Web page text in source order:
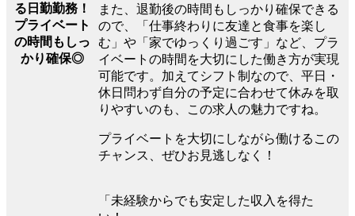
る日勤勤務！
プライベート
の時間もしっ
かり確保◎
また、退勤後の時間もしっかり確保できる
ので、「仕事終わりに友達と食事を楽し
む」や「家でゆっくり過ごす」など、プラ
イベートの時間を大切にした働き方が実現
可能です。加えてシフト制なので、平日・
休日問わず自分の予定に合わせて休みを取
りやすいのも、この求人の魅力ですね。
プライベートを大切にしながら働けるこの
チャンス、ぜひお見逃しなく！
「未経験からでも安定した収入を得た